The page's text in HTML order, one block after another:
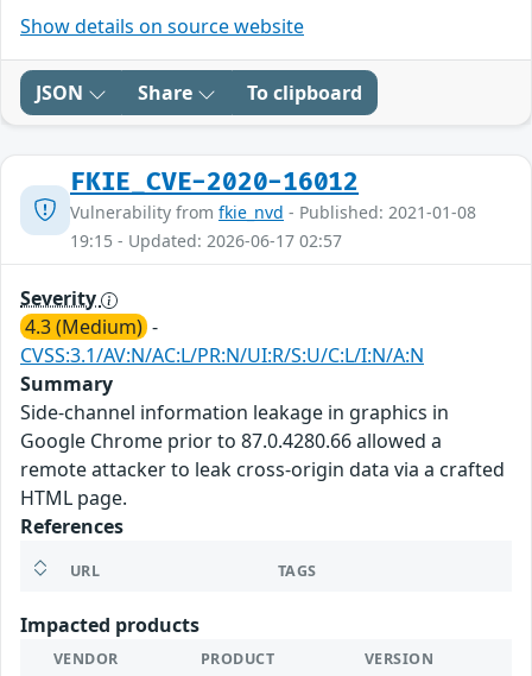
Show details on source website
JSON Share To clipboard
FKIE_CVE-2020-16012
Vulnerability from fkie_nvd - Published: 2021-01-08
19:15 - Updated: 2026-06-17 02:57
Severity
4.3 (Medium) -
CVSS:3.1/AV:N/AC:L/PR:N/UI:R/S:U/C:L/I:N/A:N
Summary
Side-channel information leakage in graphics in
Google Chrome prior to 87.0.4280.66 allowed a
remote attacker to leak cross-origin data via a crafted
HTML page.
References
URL TAGS
Impacted products
VENDOR PRODUCT VERSION